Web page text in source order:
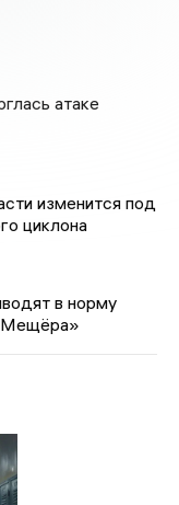
атаке
изменится под
циклона
в норму